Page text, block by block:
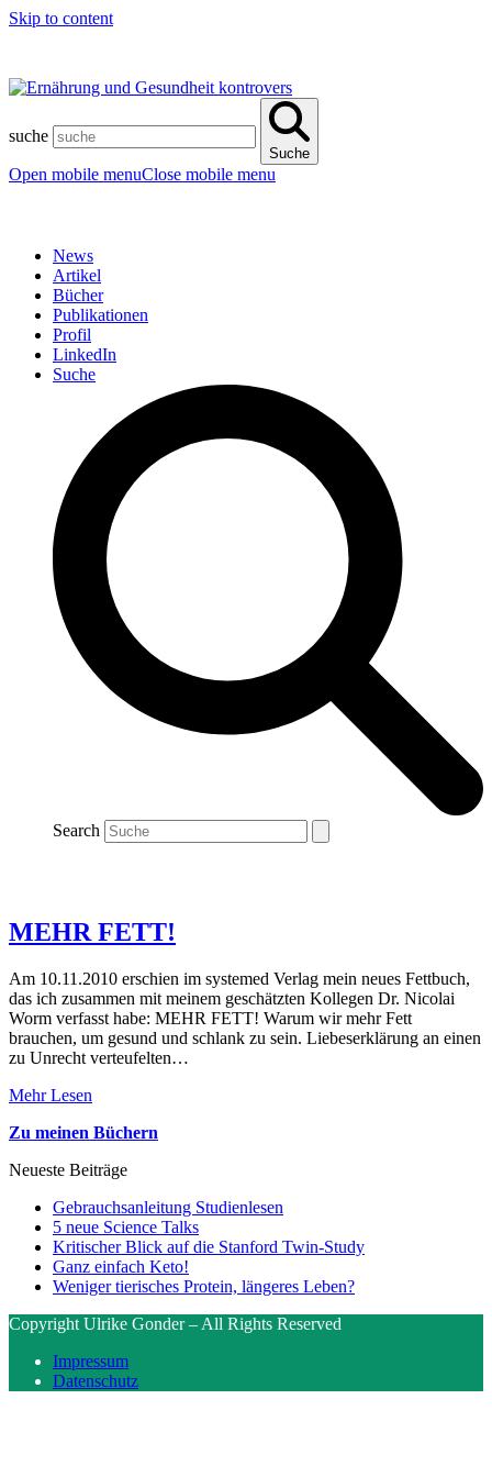
Skip to content
suche
Suche
Open mobile menuClose mobile menu
News
Artikel
Bücher
Publikationen
Profil
LinkedIn
Suche
Search
MEHR FETT!
Am 10.11.2010 erschien im systemed Verlag mein neues Fettbuch,
das ich zusammen mit meinem geschätzten Kollegen Dr. Nicolai
Worm verfasst habe: MEHR FETT! Warum wir mehr Fett
brauchen, um gesund und schlank zu sein. Liebeserklärung an einen
zu Unrecht verteufelten…
Mehr Lesen
Zu meinen Büchern
Neueste Beiträge
Gebrauchsanleitung Studienlesen
5 neue Science Talks
Kritischer Blick auf die Stanford Twin-Study
Ganz einfach Keto!
Weniger tierisches Protein, längeres Leben?
Copyright Ulrike Gonder – All Rights Reserved
Impressum
Datenschutz